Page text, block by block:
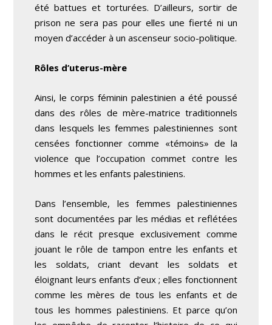
été battues et torturées. D’ailleurs, sortir de
prison ne sera pas pour elles une fierté ni un
moyen d’accéder à un ascenseur socio-politique.
Rôles d’uterus-mère
Ainsi, le corps féminin palestinien a été poussé
dans des rôles de mère-matrice traditionnels
dans lesquels les femmes palestiniennes sont
censées fonctionner comme «témoins» de la
violence que l’occupation commet contre les
hommes et les enfants palestiniens.
Dans l’ensemble, les femmes palestiniennes
sont documentées par les médias et reflétées
dans le récit presque exclusivement comme
jouant le rôle de tampon entre les enfants et
les soldats, criant devant les soldats et
éloignant leurs enfants d’eux ; elles fonctionnent
comme les mères de tous les enfants et de
tous les hommes palestiniens. Et parce qu’on